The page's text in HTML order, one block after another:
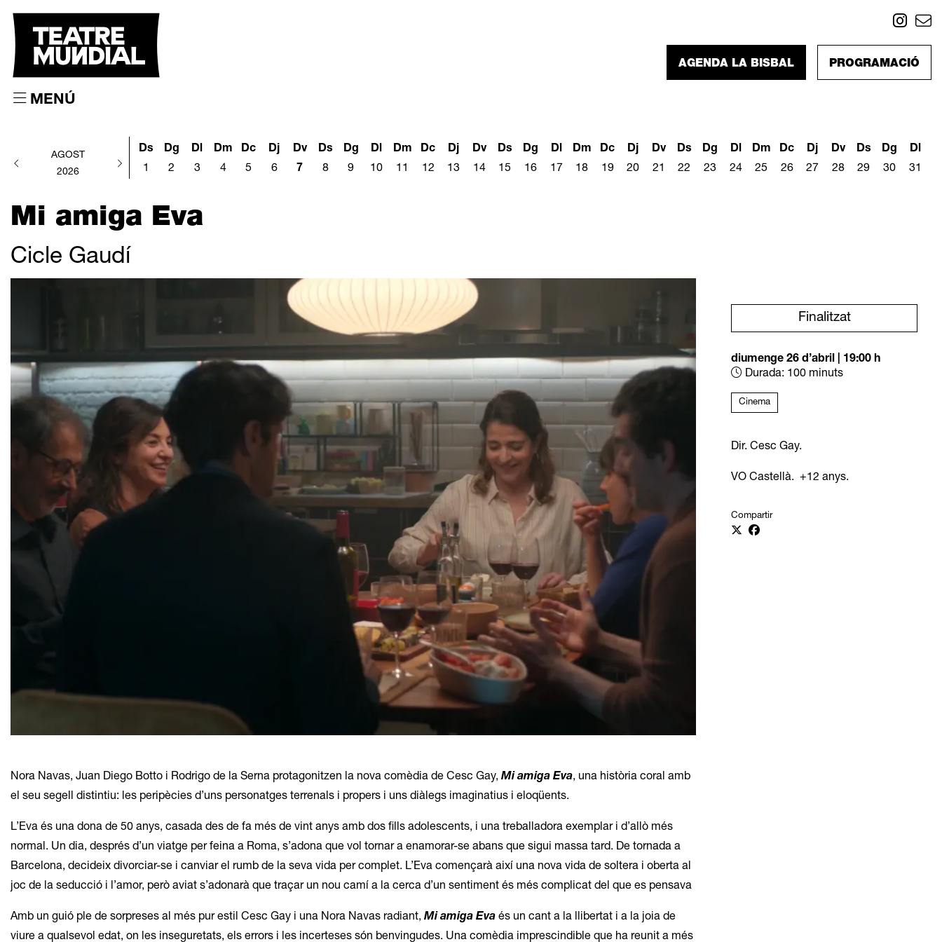
MENÚ
Link
PROGRAMACIÓ
AGENDA LA BISBAL
AGOST
2026
Ds
1
Dg
2
Dl
3
Dm
4
Dc
5
Dj
6
Dv
7
Ds
8
Dg
9
Dl
10
Dm
11
Dc
12
Dj
13
Dv
14
Ds
15
Dg
16
Dl
17
Dm
18
Dc
19
Dj
20
Dv
21
Ds
22
Dg
23
Dl
24
Dm
25
Dc
26
Dj
27
Dv
28
Ds
29
Dg
30
Dl
31
Mi amiga Eva
Cicle Gaudí
Finalitzat
diumenge 26 d’abril
19:00 h
Durada: 100 minuts
Cinema
Dir. Cesc Gay.
VO Castellà. +12 anys.
Compartir
Nora Navas, Juan Diego Botto i Rodrigo de la Serna protagonitzen la nova comèdia de Cesc Gay, Mi amiga Eva, una història coral amb
el seu segell distintiu: les peripècies d’uns personatges terrenals i propers i uns diàlegs imaginatius i eloqüents.
L’Eva és una dona de 50 anys, casada des de fa més de vint anys amb dos fills adolescents, i una treballadora exemplar i d’allò més
normal. Un dia, després d’un viatge per feina a Roma, s’adona que vol tornar a enamorar-se abans que sigui massa tard. De tornada a
Barcelona, decideix divorciar-se i canviar el rumb de la seva vida per complet. L’Eva començarà així una nova vida de soltera i oberta al
joc de la seducció i l’amor, però aviat s’adonarà que traçar un nou camí a la cerca d’un sentiment és més complicat del que es pensava
Amb un guió ple de sorpreses al més pur estil Cesc Gay i una Nora Navas radiant, Mi amiga Eva és un cant a la llibertat i a la joia de
viure a qualsevol edat, on les inseguretats, els errors i les incerteses són benvingudes. Una comèdia imprescindible que ha reunit a més